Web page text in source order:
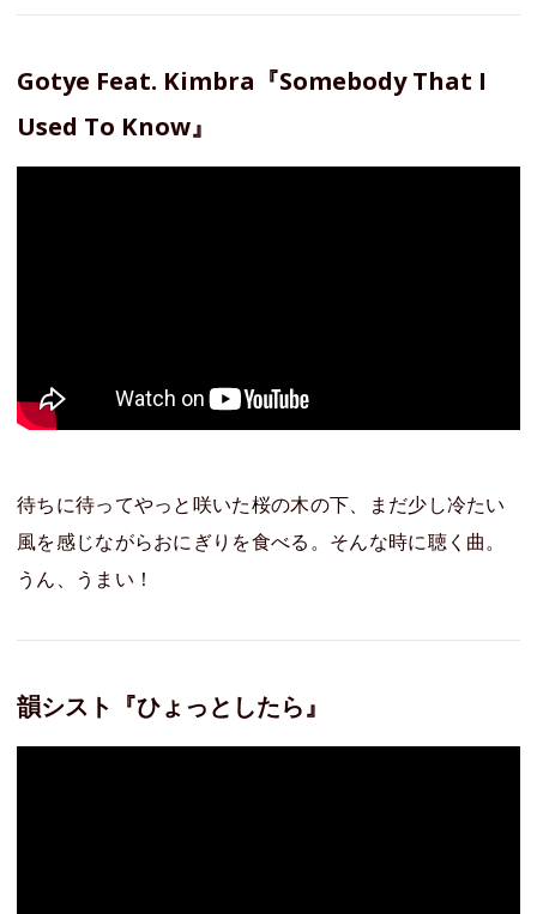
Gotye Feat. Kimbra『Somebody That I
Used To Know』
待ちに待ってやっと咲いた桜の木の下、まだ少し冷たい
風を感じながらおにぎりを食べる。そんな時に聴く曲。
うん、うまい！
韻シスト『ひょっとしたら』